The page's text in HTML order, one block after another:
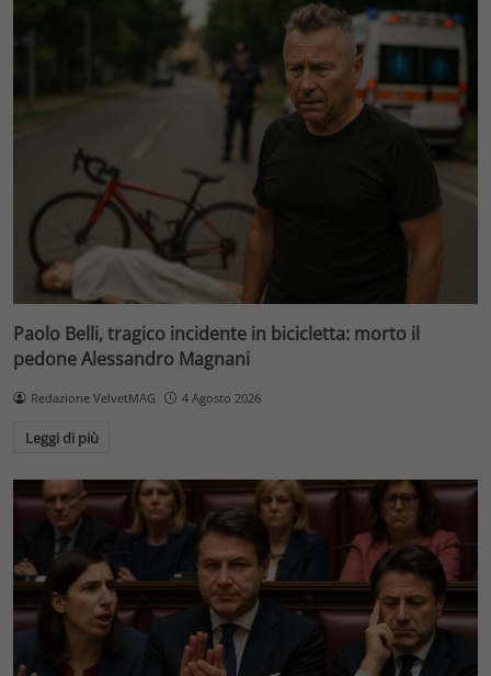
Paolo Belli, tragico incidente in bicicletta: morto il
pedone Alessandro Magnani
Redazione VelvetMAG 4 Agosto 2026
Leggi di più